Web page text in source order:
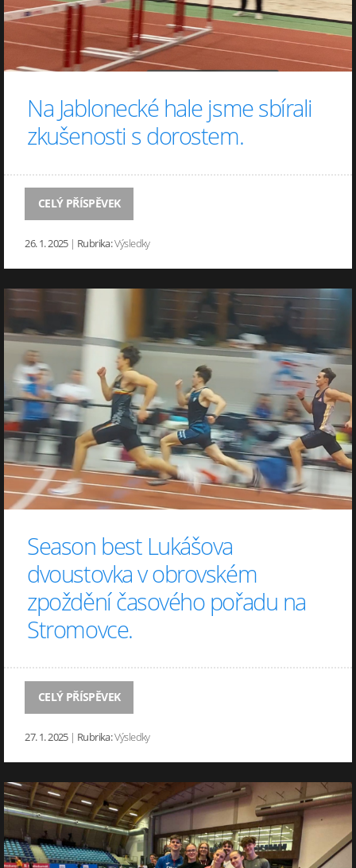
Na Jablonecké hale jsme sbírali
zkušenosti s dorostem.
CELÝ PŘÍSPĚVEK
26. 1. 2025 | Rubrika:Výsledky
Season best Lukášova
dvoustovka v obrovském
zpoždění časového pořadu na
Stromovce.
CELÝ PŘÍSPĚVEK
27. 1. 2025 | Rubrika:Výsledky